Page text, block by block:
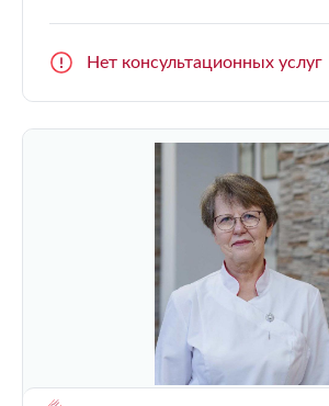
Нет консультационных услуг